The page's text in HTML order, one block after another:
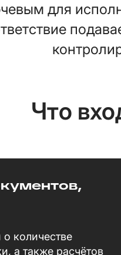
для
Что
количестве
а также расчётов